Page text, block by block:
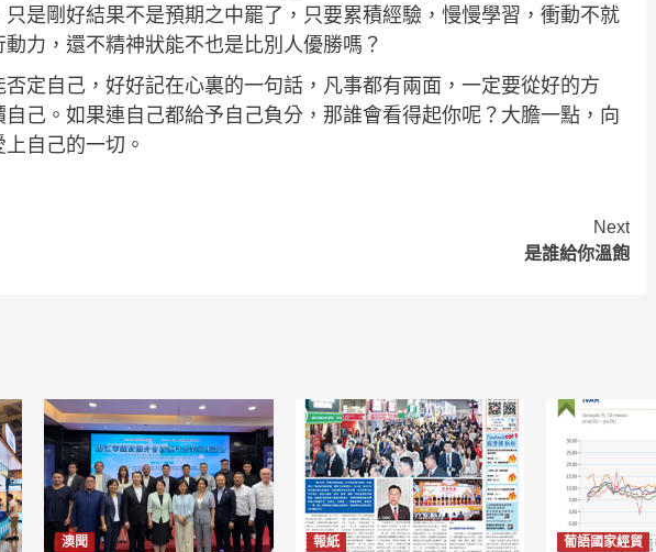
是剛好結果不是預期之中罷了，只要累積經驗，慢慢學習，衝動不就
力，還不精神狀能不也是比別人優勝嗎？
定自己，好好記在心裏的一句話，凡事都有兩面，一定要從好的方
己。如果連自己都給予自己負分，那誰會看得起你呢？大膽一點，向
自己的一切。
Next
是誰給你溫飽
澳聞 報紙 葡語國家經貿